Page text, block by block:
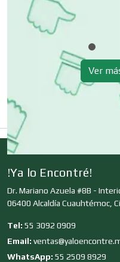
Clínicas de
Clínicas de
Clínicas y
Clubes
Cocinas
Combustibles
Ver
!Ya lo Encontré!
Dr. Mariano Azuela #8B -
06400 Alcaldía Cuauhtémoc,
Tel: 55 3092 0909
Email:
WhatsApp: 55 2509 8929